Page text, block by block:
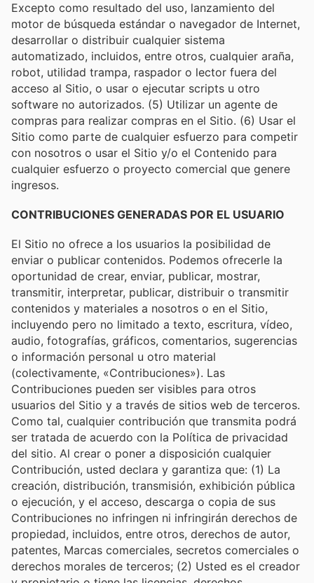
Excepto como resultado del uso, lanzamiento del
motor de búsqueda estándar o navegador de Internet,
desarrollar o distribuir cualquier sistema
automatizado, incluidos, entre otros, cualquier araña,
robot, utilidad trampa, raspador o lector fuera del
acceso al Sitio, o usar o ejecutar scripts u otro
software no autorizados. (5) Utilizar un agente de
compras para realizar compras en el Sitio. (6) Usar el
Sitio como parte de cualquier esfuerzo para competir
con nosotros o usar el Sitio y/o el Contenido para
cualquier esfuerzo o proyecto comercial que genere
ingresos.
CONTRIBUCIONES GENERADAS POR EL USUARIO
El Sitio no ofrece a los usuarios la posibilidad de
enviar o publicar contenidos. Podemos ofrecerle la
oportunidad de crear, enviar, publicar, mostrar,
transmitir, interpretar, publicar, distribuir o transmitir
contenidos y materiales a nosotros o en el Sitio,
incluyendo pero no limitado a texto, escritura, vídeo,
audio, fotografías, gráficos, comentarios, sugerencias
o información personal u otro material
(colectivamente, «Contribuciones»). Las
Contribuciones pueden ser visibles para otros
usuarios del Sitio y a través de sitios web de terceros.
Como tal, cualquier contribución que transmita podrá
ser tratada de acuerdo con la Política de privacidad
del sitio. Al crear o poner a disposición cualquier
Contribución, usted declara y garantiza que: (1) La
creación, distribución, transmisión, exhibición pública
o ejecución, y el acceso, descarga o copia de sus
Contribuciones no infringen ni infringirán derechos de
propiedad, incluidos, entre otros, derechos de autor,
patentes, Marcas comerciales, secretos comerciales o
derechos morales de terceros; (2) Usted es el creador